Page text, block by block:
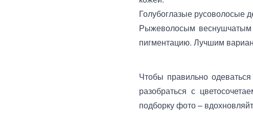
Голубоглазые русоволосые
Рыжеволосым веснушчатым
пигментацию. Лучшим
Чтобы правильно
разобраться с
подборку фото –